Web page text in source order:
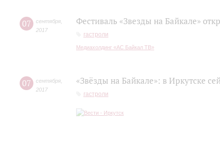
07 сентября
2017
Фестиваль «Звезды на Байкале»
гастроли
Медиахолдинг «АС Байкал ТВ»
07 сентября
2017
«Звёзды на Байкале»: в Иркутске
гастроли